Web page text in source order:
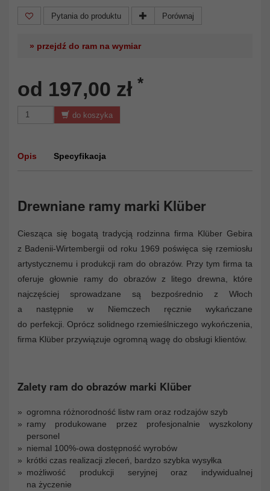
Pytania do produktu Porównaj
» przejdź do ram na wymiar
od 197,00 zł *
do koszyka
Opis Specyfikacja
Drewniane ramy marki Klüber
Ciesząca się bogatą tradycją rodzinna firma Klüber Gebira
z Badenii-Wirtembergii od roku 1969 poświęca się rzemiosłu
artystycznemu i produkcji ram do obrazów. Przy tym firma ta
oferuje głownie ramy do obrazów z litego drewna, które
najczęściej sprowadzane są bezpośrednio z Włoch
a następnie w Niemczech ręcznie wykańczane
do perfekcji. Oprócz solidnego rzemieślniczego wykończenia,
firma Klüber przywiązuje ogromną wagę do obsługi klientów.
Zalety ram do obrazów marki Klüber
ogromna różnorodność listw ram oraz rodzajów szyb
ramy produkowane przez profesjonalnie wyszkolony
personel
niemal 100%-owa dostępność wyrobów
krótki czas realizacji zleceń, bardzo szybka wysyłka
możliwość produkcji seryjnej oraz indywidualnej
na życzenie